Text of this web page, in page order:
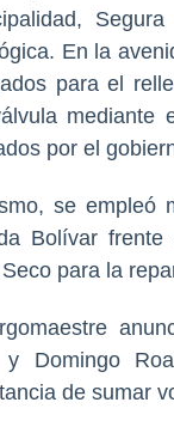
En la
para el
mediante
por el
se empleó
Bolívar
para la
y Domingo
de sumar